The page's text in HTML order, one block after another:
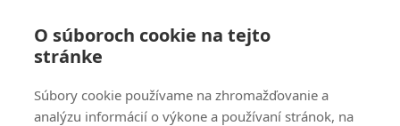
INFORMÁCIE O DOPRAVE
OCHRANA SÚKROMIA
O súboroch cookie na tejto
stránke
Súbory cookie používame na zhromažďovanie a
analýzu informácií o výkone a používaní stránok, na